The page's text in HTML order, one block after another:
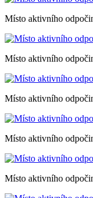
Místo aktivního
Místo aktivního
Místo aktivního
Místo aktivního
Místo aktivního